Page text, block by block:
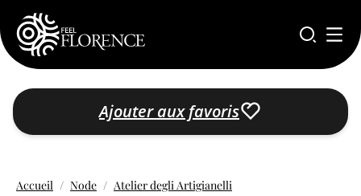
Aller au contenu principal
Ajouter aux favoris
Accueil Node Atelier degli Artigianelli